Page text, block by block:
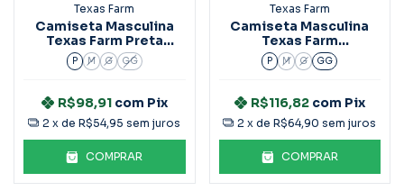
Texas Farm
Camiseta Masculina
Texas Farm Preta
Ref.Cm258
P M G GG
R$98,91 com Pix
2 x deR$54,95 sem juros
COMPRAR
Texas Farm
Camiseta Masculina
Texas Farm
Cappuccino CM407
P M G GG
R$116,82 com Pix
2 x deR$64,90 sem juros
COMPRAR